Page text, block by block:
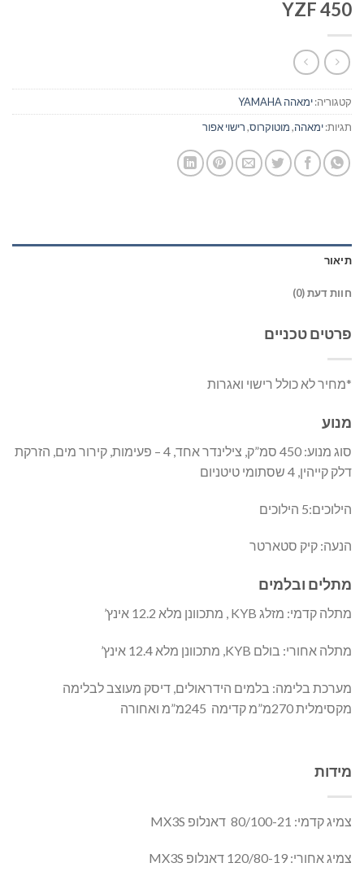
YZF 450
קטגוריה:ימאהה YAMAHA
תגיות:ימאהה,מוטוקרוס,רישוי אפור
תיאור
חוות דעת (0)
פרטים טכניים
*מחיר לא כולל רישוי ואגרות
מנוע
סוג מנוע: 450 סמ”ק, צילינדר אחד, 4 – פעימות, קירור מים, הזרקת
דלק קייהין, 4 שסתומי טיטניום
הילוכים:5 הילוכים
הנעה: קיק סטארטר
מתלים ובלמים
מתלה קדמי: מזלג KYB , מתכוונן מלא 12.2 אינץ’
מתלה אחורי: בולם KYB, מתכוונן מלא 12.4 אינץ’
מערכת בלימה: בלמים הידראולים, דיסק מעוצב לבלימה
מקסימלית 270מ”מ קדימה 245מ”מ ואחורה
מידות
צמיג קדמי: 80/100-21 דאנלופ MX3S
צמיג אחורי: 120/80-19 דאנלופ MX3S